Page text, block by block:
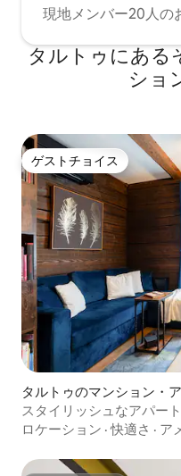
現地メンバー20人の
タルトゥにある
ショ
ゲストチョイス
ゲストチョイス
タルトゥのマンション・
スタイリッシュなアパー
ロケーション ·快適さ · ア